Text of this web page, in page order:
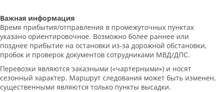
Важная информация
Время прибытия/отправления в промежуточных пунктах
указано ориентировочное. Возможно более раннее или
позднее прибытие на остановки из-за дорожной обстановки,
пробок и проверок документов сотрудниками МВД/ДПС.
Перевозки являются заказными («чартерными») и носят
сезонный характер. Маршрут следования может быть изменен,
существенными являются только пункты высадки.